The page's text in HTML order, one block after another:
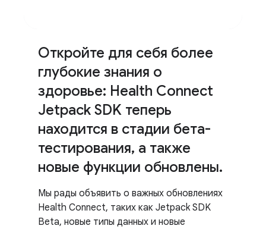
Откройте для себя более
глубокие знания о
здоровье: Health Connect
Jetpack SDK теперь
находится в стадии бета-
тестирования, а также
новые функции обновлены.
Мы рады объявить о важных обновлениях
Health Connect, таких как Jetpack SDK
Beta, новые типы данных и новые